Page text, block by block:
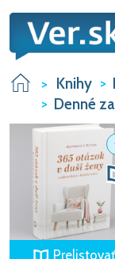
Knihy
Denné
Prelistovať